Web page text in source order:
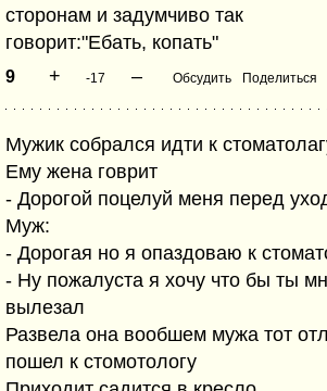
сторонам и задумчиво так
говорит:"Ебать, копать"
9 + -17 – Обсудить Поделиться
Мужик собрался идти к
Ему жена говрит
- Дорогой поцелуй меня перед
Муж:
- Дорогая но я опаздоваю к
- Ну пожалуста я хочу что бы ты
вылезал
Развела она вообшем мужа тот
пошел к стомотологу